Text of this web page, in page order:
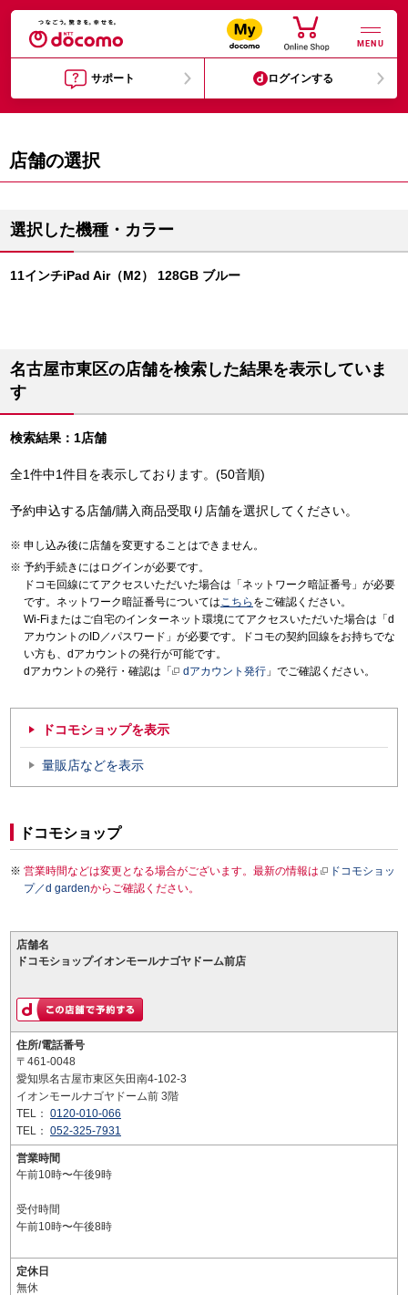
MENU
サポート ログインする
店舗の選択
選択した機種・カラー
11インチiPad Air（M2） 128GB ブルー
名古屋市東区の店舗を検索した結果を表示していま
す
検索結果：1店舗
全1件中1件目を表示しております。(50音順)
予約申込する店舗/購入商品受取り店舗を選択してください。
申し込み後に店舗を変更することはできません。
予約手続きにはログインが必要です。
ドコモ回線にてアクセスいただいた場合は「ネットワーク暗証番号」が必要
です。ネットワーク暗証番号についてはこちら をご確認ください。
Wi-Fiまたはご自宅のインターネット環境にてアクセスいただいた場合は「d
アカウントのID／パスワード」が必要です。ドコモの契約回線をお持ちでな
い方も、dアカウントの発行が可能です。
dアカウントの発行・確認は「
dアカウント発行 」でご確認ください。
ドコモショップを表示
量販店などを表示
ドコモショップ
営業時間などは変更となる場合がございます。最新の情報は
ドコモショッ
プ／d gardenからご確認ください。
店舗名
ドコモショップイオンモールナゴヤドーム前店
住所/電話番号
〒461-0048
愛知県名古屋市東区矢田南4-102-3
イオンモールナゴヤドーム前 3階
TEL： 0120-010-066
TEL： 052-325-7931
営業時間
午前10時〜午後9時
受付時間
午前10時〜午後8時
定休日
無休